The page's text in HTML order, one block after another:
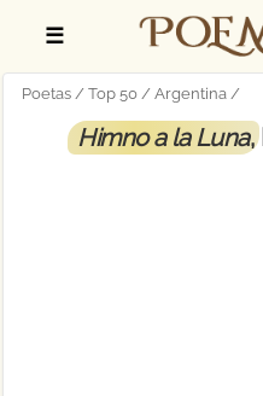
☰
Poetas Top 50 Argentina
Himno a la Luna,